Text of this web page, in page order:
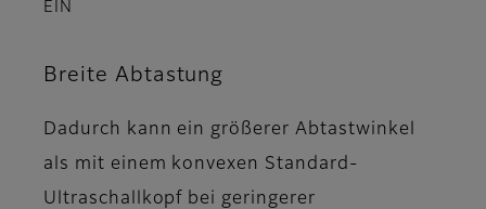
EIN
Breite Abtastung
Dadurch kann ein größerer Abtastwinkel
als mit einem konvexen Standard-
Ultraschallkopf bei geringerer